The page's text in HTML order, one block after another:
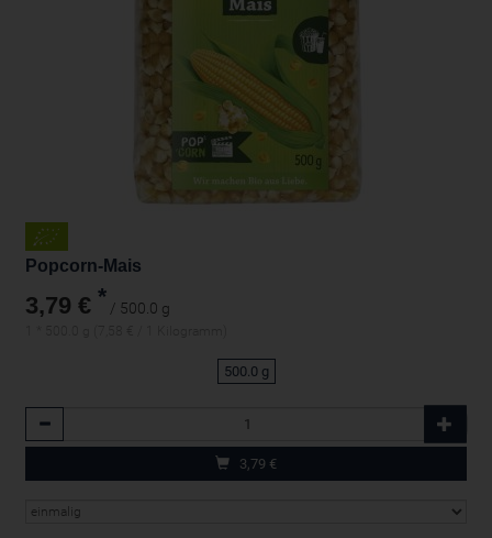
Popcorn-Mais
3,79 € * / 500.0 g
500.0 g
3,79 €